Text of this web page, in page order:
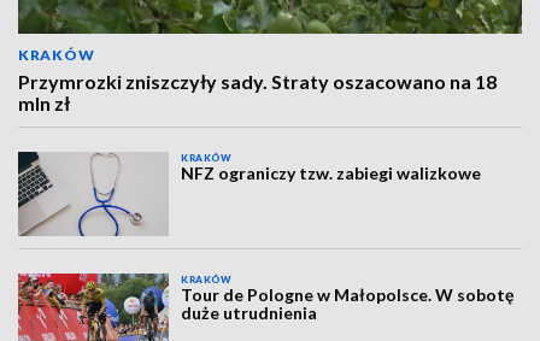
KRAKÓW
Przymrozki zniszczyły sady. Straty oszacowano na 18
mln zł
KRAKÓW
NFZ ograniczy tzw. zabiegi walizkowe
KRAKÓW
Tour de Pologne w Małopolsce. W sobotę
duże utrudnienia